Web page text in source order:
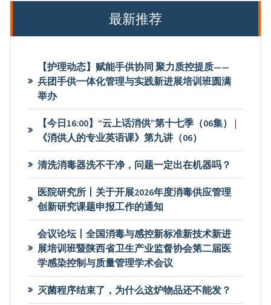
最新推荐
【护理动态】赋能手供协同 聚力质控提质——
兵团手供一体化管理与实践新进展培训班圆满
举办
【今日16:00】“云上话消供”第十七季（06集） |
《消供人的专业英语课》第九讲（06）
清洗消毒器洗不干净，问题一定出在机器吗？
医院研究所丨关于开展2026年度消毒供应管理
创新研究课题申报工作的通知
会议论坛丨全国消毒与感控新标准新技术新进
展培训班暨陕西省卫生产业监督协会第二届医
学感染控制与质量管理学术会议
灭菌程序结束了，为什么这炉物品还不能发？